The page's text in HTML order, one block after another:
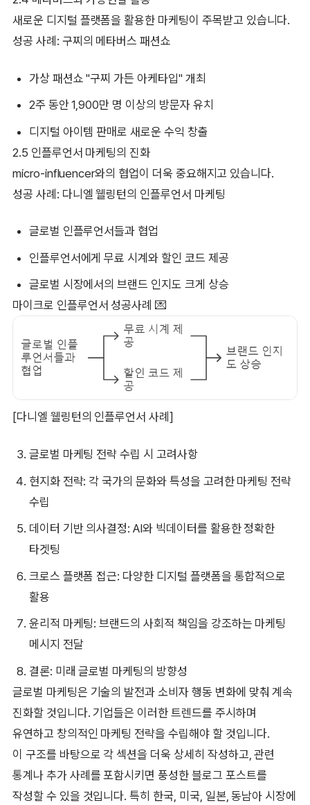
새로운 디지털 플랫폼을 활용한 마케팅이 주목받고 있습니다.
성공 사례: 구찌의 메타버스 패션쇼
가상 패션쇼 "구찌 가든 아케타입" 개최
2주 동안 1,900만 명 이상의 방문자 유치
디지털 아이템 판매로 새로운 수익 창출
2.5 인플루언서 마케팅의 진화
micro-influencer와의 협업이 더욱 중요해지고 있습니다.
성공 사례: 다니엘 웰링턴의 인플루언서 마케팅
글로벌 인플루언서들과 협업
인플루언서에게 무료 시계와 할인 코드 제공
글로벌 시장에서의 브랜드 인지도 크게 상승
마이크로 인플루언서 성공사례 💌
[다니엘 웰링턴의 인플루언서 사례]
글로벌 마케팅 전략 수립 시 고려사항
현지화 전략: 각 국가의 문화와 특성을 고려한 마케팅 전략
수립
데이터 기반 의사결정: AI와 빅데이터를 활용한 정확한
타겟팅
크로스 플랫폼 접근: 다양한 디지털 플랫폼을 통합적으로
활용
윤리적 마케팅: 브랜드의 사회적 책임을 강조하는 마케팅
메시지 전달
결론: 미래 글로벌 마케팅의 방향성
글로벌 마케팅은 기술의 발전과 소비자 행동 변화에 맞춰 계속
진화할 것입니다. 기업들은 이러한 트렌드를 주시하며
유연하고 창의적인 마케팅 전략을 수립해야 할 것입니다.
이 구조를 바탕으로 각 섹션을 더욱 상세히 작성하고, 관련
통계나 추가 사례를 포함시키면 풍성한 블로그 포스트를
작성할 수 있을 것입니다. 특히 한국, 미국, 일본, 동남아 시장에